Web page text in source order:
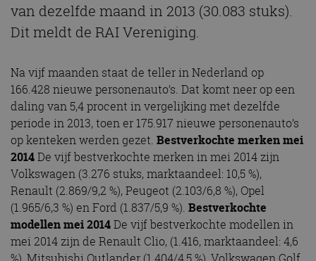
van dezelfde maand in 2013 (30.083 stuks).
Dit meldt de RAI Vereniging.
Na vijf maanden staat de teller in Nederland op
166.428 nieuwe personenauto’s. Dat komt neer op een
daling van 5,4 procent in vergelijking met dezelfde
periode in 2013, toen er 175.917 nieuwe personenauto’s
op kenteken werden gezet. Bestverkochte merken mei
2014De vijf bestverkochte merken in mei 2014 zijn
Volkswagen (3.276 stuks, marktaandeel: 10,5 %),
Renault (2.869/9,2 %), Peugeot (2.103/6,8 %), Opel
(1.965/6,3 %) en Ford (1.837/5,9 %). Bestverkochte
modellen mei 2014De vijf bestverkochte modellen in
mei 2014 zijn de Renault Clio, (1.416, marktaandeel: 4,6